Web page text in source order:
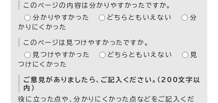
このページの内容は分かりやすかったですか。
分かりやすかった
どちらともいえない
分
かりにくかった
このページは見つけやすかったですか。
見つけやすかった
どちらともいえない
見
つけにくかった
ご意見がありましたら、ご記入ください。（200文字以
内）
役に立った点や、分かりにくかった点などをご記入くだ